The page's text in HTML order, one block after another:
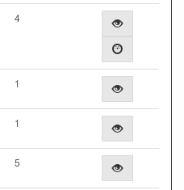
4
1
1
5